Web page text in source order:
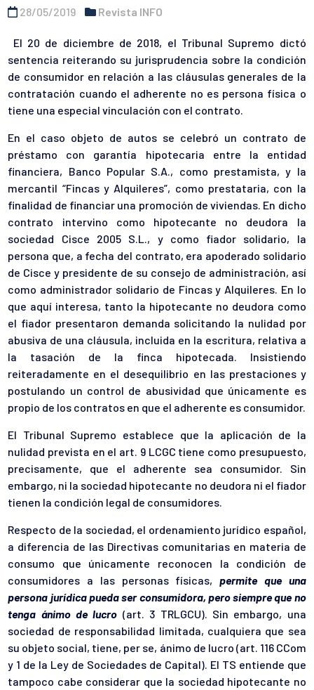
28/05/2019 Revista INFO
El 20 de diciembre de 2018, el Tribunal Supremo dictó
sentencia reiterando su jurisprudencia sobre la condición
de consumidor en relación a las cláusulas generales de la
contratación cuando el adherente no es persona física o
tiene una especial vinculación con el contrato.
En el caso objeto de autos se celebró un contrato de
préstamo con garantía hipotecaria entre la entidad
financiera, Banco Popular S.A., como prestamista, y la
mercantil “Fincas y Alquileres”, como prestataria, con la
finalidad de financiar una promoción de viviendas. En dicho
contrato intervino como hipotecante no deudora la
sociedad Cisce 2005 S.L., y como fiador solidario, la
persona que, a fecha del contrato, era apoderado solidario
de Cisce y presidente de su consejo de administración, así
como administrador solidario de Fincas y Alquileres. En lo
que aquí interesa, tanto la hipotecante no deudora como
el fiador presentaron demanda solicitando la nulidad por
abusiva de una cláusula, incluida en la escritura, relativa a
la tasación de la finca hipotecada. Insistiendo
reiteradamente en el desequilibrio en las prestaciones y
postulando un control de abusividad que únicamente es
propio de los contratos en que el adherente es consumidor.
El Tribunal Supremo establece que la aplicación de la
nulidad prevista en el art. 9 LCGC tiene como presupuesto,
precisamente, que el adherente sea consumidor. Sin
embargo, ni la sociedad hipotecante no deudora ni el fiador
tienen la condición legal de consumidores.
Respecto de la sociedad, el ordenamiento jurídico español,
a diferencia de las Directivas comunitarias en materia de
consumo que únicamente reconocen la condición de
consumidores a las personas físicas,permite que una
persona jurídica pueda ser consumidora, pero siempre que no
tenga ánimo de lucro (art. 3 TRLGCU). Sin embargo, una
sociedad de responsabilidad limitada, cualquiera que sea
su objeto social, tiene, per se, ánimo de lucro (art. 116 CCom
y 1 de la Ley de Sociedades de Capital). El TS entiende que
tampoco cabe considerar que la sociedad hipotecante no